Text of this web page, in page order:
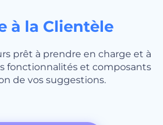
à la Clientèle
prêt à prendre en charge et à
fonctionnalités et composants
de vos suggestions.